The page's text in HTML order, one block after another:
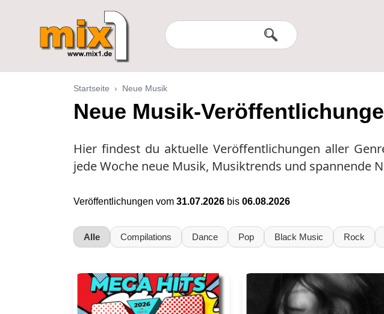
Startseite › Neue Musik
Neue Musik-
Hier findest du aktuelle Veröffentlichungen aller
jede Woche neue Musik, Musiktrends und spannende
Veröffentlichungen vom 31.07.2026 bis 06.08.2026
Alle Compilations Dance Pop Black Music Rock